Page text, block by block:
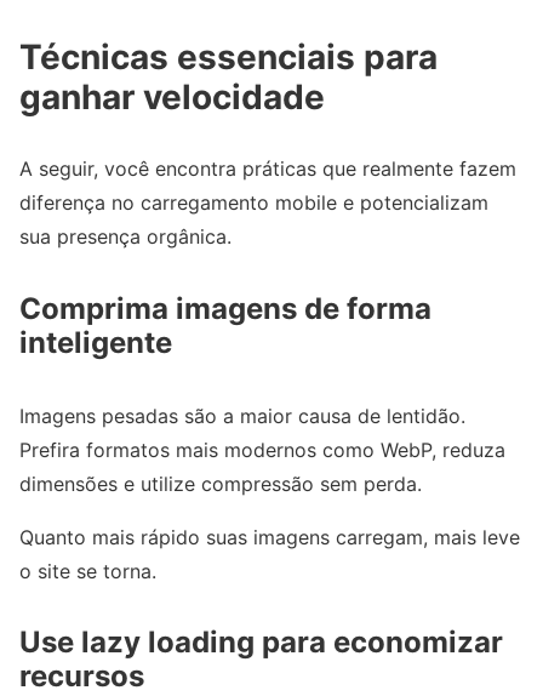
Técnicas essenciais para
ganhar velocidade
A seguir, você encontra práticas que realmente fazem
diferença no carregamento mobile e potencializam
sua presença orgânica.
Comprima imagens de forma
inteligente
Imagens pesadas são a maior causa de lentidão.
Prefira formatos mais modernos como WebP, reduza
dimensões e utilize compressão sem perda.
Quanto mais rápido suas imagens carregam, mais leve
o site se torna.
Use lazy loading para economizar
recursos